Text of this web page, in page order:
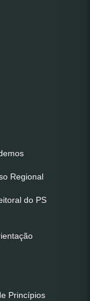
Regional
do PS
Princípios